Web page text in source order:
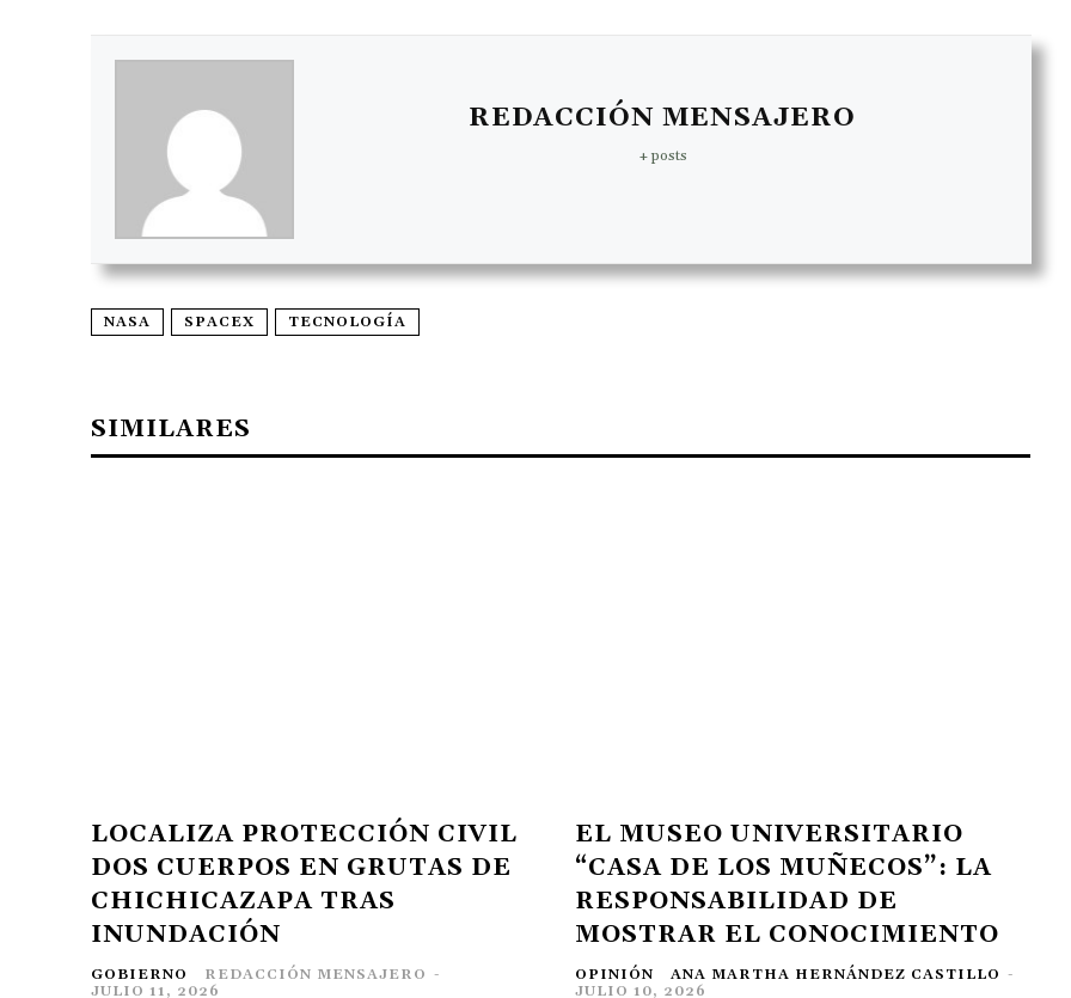
REDACCIÓN MENSAJERO
+ posts
NASA SPACEX TECNOLOGÍA
SIMILARES
LOCALIZA PROTECCIÓN CIVIL
DOS CUERPOS EN GRUTAS DE
CHICHICAZAPA TRAS
INUNDACIÓN
GOBIERNO REDACCIÓN MENSAJERO -
JULIO 11, 2026
EL MUSEO UNIVERSITARIO
“CASA DE LOS MUÑECOS”: LA
RESPONSABILIDAD DE
MOSTRAR EL CONOCIMIENTO
OPINIÓN ANA MARTHA HERNÁNDEZ CASTILLO -
JULIO 10, 2026